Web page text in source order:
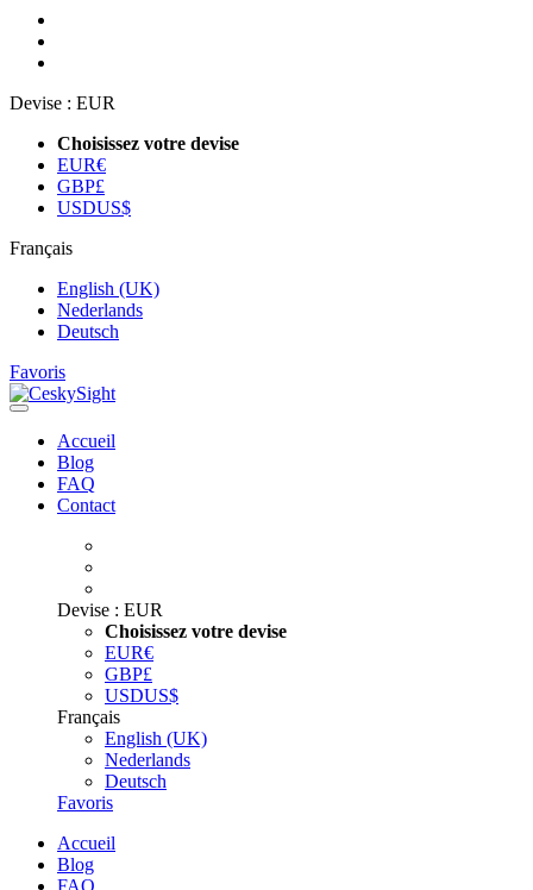
Devise : EUR
Choisissez votre devise
EUR€
GBP£
USDUS$
Français
English (UK)
Nederlands
Deutsch
Favoris
Accueil
Blog
FAQ
Contact
Devise : EUR
Choisissez votre devise
EUR€
GBP£
USDUS$
Français
English (UK)
Nederlands
Deutsch
Favoris
Accueil
Blog
FAQ